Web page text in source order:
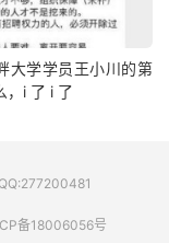
大学学员王小川的第
，i 了 i 了
备18006056号